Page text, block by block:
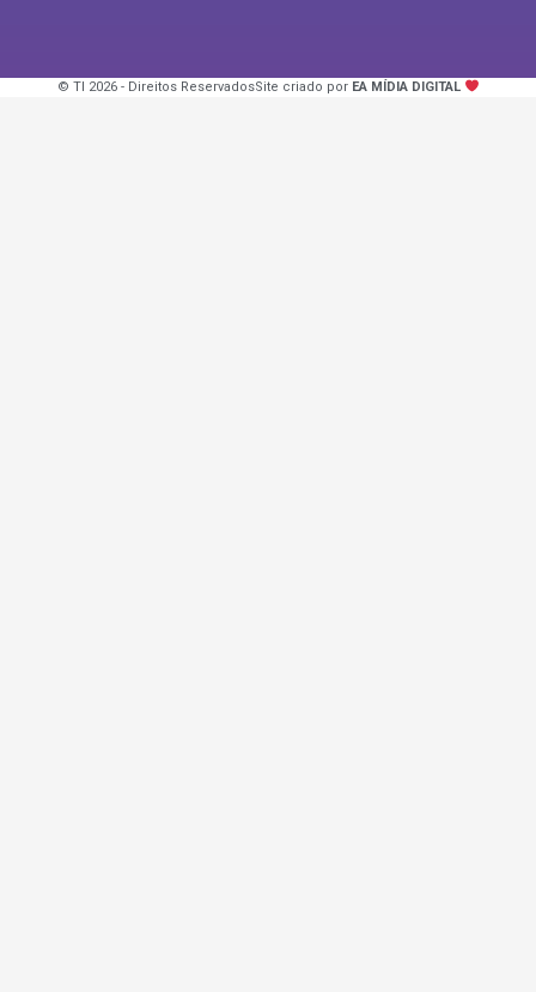
© TI 2026 - Direitos ReservadosSite criado por EA MÍDIA DIGITAL